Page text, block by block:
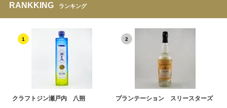
RANKKING ランキング
1
クラフトジン瀬戸内 八朔
2
プランテーション スリースターズ